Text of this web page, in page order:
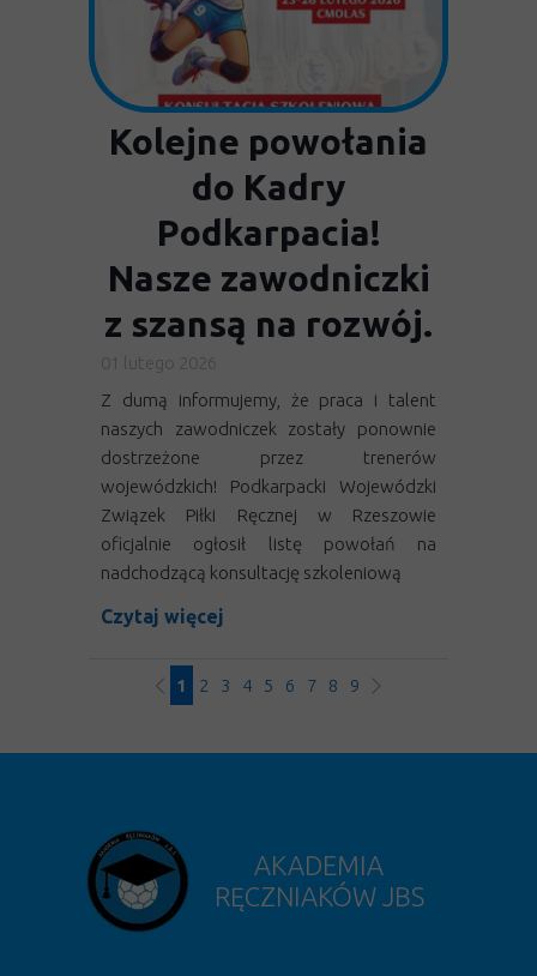
Kolejne powołania
do Kadry
Podkarpacia!
Nasze zawodniczki
z szansą na rozwój.
01 lutego 2026
Z dumą informujemy, że praca i talent
naszych zawodniczek zostały ponownie
dostrzeżone przez trenerów
wojewódzkich! Podkarpacki Wojewódzki
Związek Piłki Ręcznej w Rzeszowie
oficjalnie ogłosił listę powołań na
nadchodzącą konsultację szkoleniową
Czytaj więcej
1 2 3 4 5 6 7 8 9
AKADEMIA
RĘCZNIAKÓW JBS